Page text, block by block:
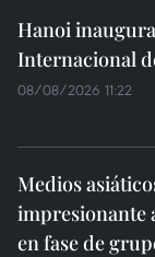
Hanoi
Internacional
08/08/2026 11:22
Medios
impresionante
en fase de